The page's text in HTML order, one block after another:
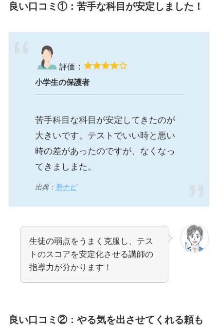
良い口コミ①：苦手な科目が安定しました！
評価 ：
小学生の保護者
苦手科目な科目が安定してきたのが
大きいです。テストでいい時と悪い
時の差があったのですが、なくなっ
てきましまた。
出典： 塾ナビ
生徒の弱点をうまく克服し、テス
トのスコアを安定化させる講師の
指導力が分かります！
良い口コミ②：やる気を出させてくれる頼も